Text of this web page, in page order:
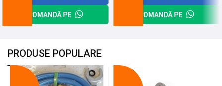
COMANDĂ PE COMANDĂ PE
PRODUSE POPULARE